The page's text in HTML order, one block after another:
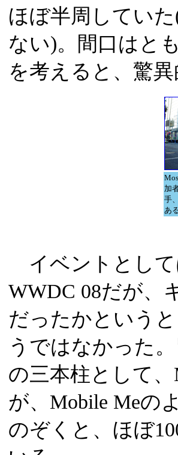
ほぼ半周してい
ない)。間口はと
を考えると、驚
加
手
あ
イベントとして
WWDC 08だが、
だったかという
うではなかった
の三本柱として
が、Mobile Meの
のぞくと、ほぼ